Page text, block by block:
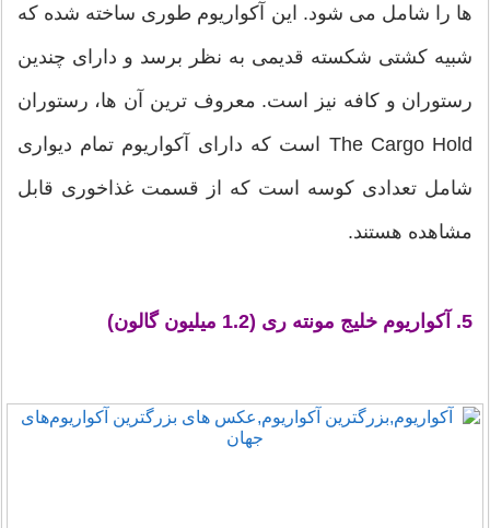
ها را شامل می شود. این آکواریوم طوری ساخته شده که
شبیه کشتی شکسته قدیمی به نظر برسد و دارای چندین
رستوران و کافه نیز است. معروف ترین آن ها، رستوران
The Cargo Hold است که دارای آکواریوم تمام دیواری
شامل تعدادی کوسه است که از قسمت غذاخوری قابل
مشاهده هستند.
5. آکواریوم خلیج مونته ری (1.2 میلیون گالون)